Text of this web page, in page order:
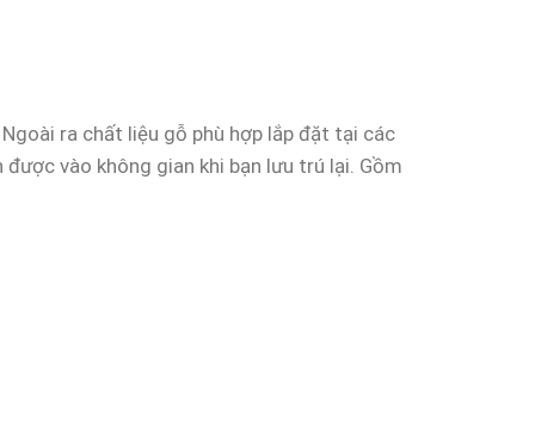
ra chất liệu gỗ phù hợp lắp đặt tại các
vào không gian khi bạn lưu trú lại. Gồm